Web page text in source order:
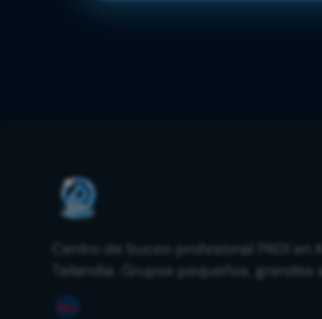
Centro de buceo profesional PADI en
Tailandia. Grupos pequeños, grandes